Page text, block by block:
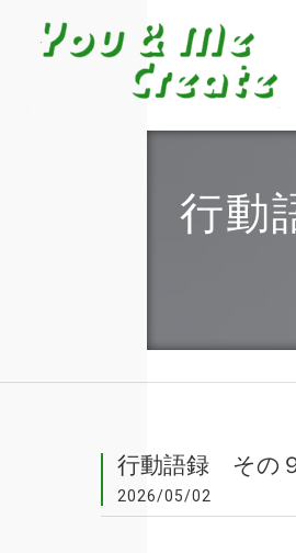
行動
行動語録 その
2026/05/02